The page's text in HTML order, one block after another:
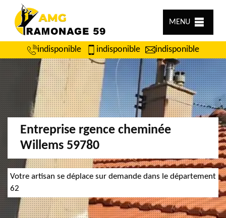
MENU
indisponible indisponible indisponible
Entreprise rgence cheminée
Willems 59780
Votre artisan se déplace sur demande dans le département
62